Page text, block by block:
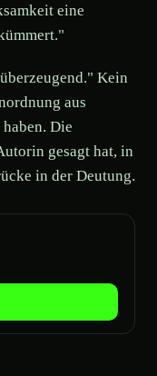
eine
Kein
aus
Die
gesagt hat, in
in der Deutung.